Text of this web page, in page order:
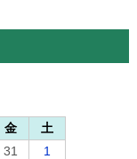
金
土
31
1